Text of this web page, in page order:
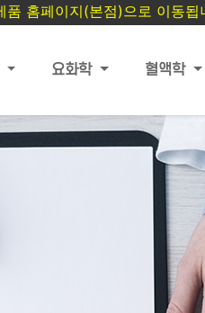
홈페이지(본점)으로 이동됩
요화학 혈액학